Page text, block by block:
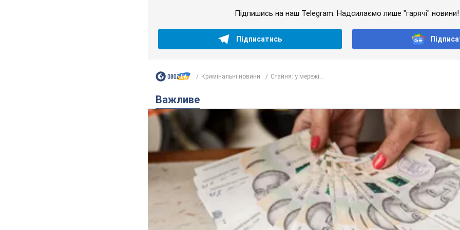
Підпишись на наш Telegram. Надсилаємо лише "гарячі" новини!
Підписатись
Кримінальні новини Стайня: у мережі...
Важливе